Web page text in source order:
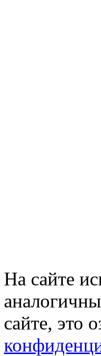
На сайте
сайте, это